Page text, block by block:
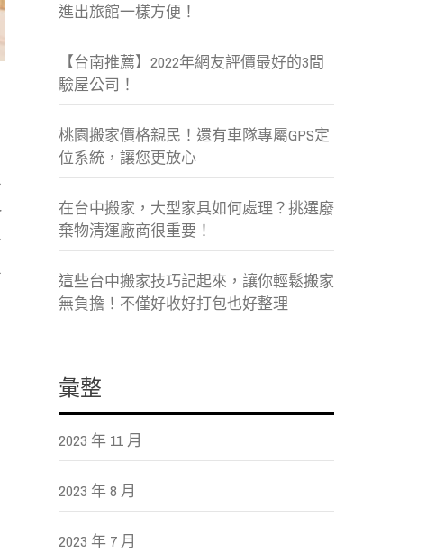
進出旅館一樣方便！
【台南推薦】2022年網友評價最好的3間
驗屋公司！
桃園搬家價格親民！還有車隊專屬GPS定
位系統，讓您更放心
在台中搬家，大型家具如何處理？挑選廢
棄物清運廠商很重要！
這些台中搬家技巧記起來，讓你輕鬆搬家
無負擔！不僅好收好打包也好整理
彙整
2023 年 11 月
2023 年 8 月
2023 年 7 月